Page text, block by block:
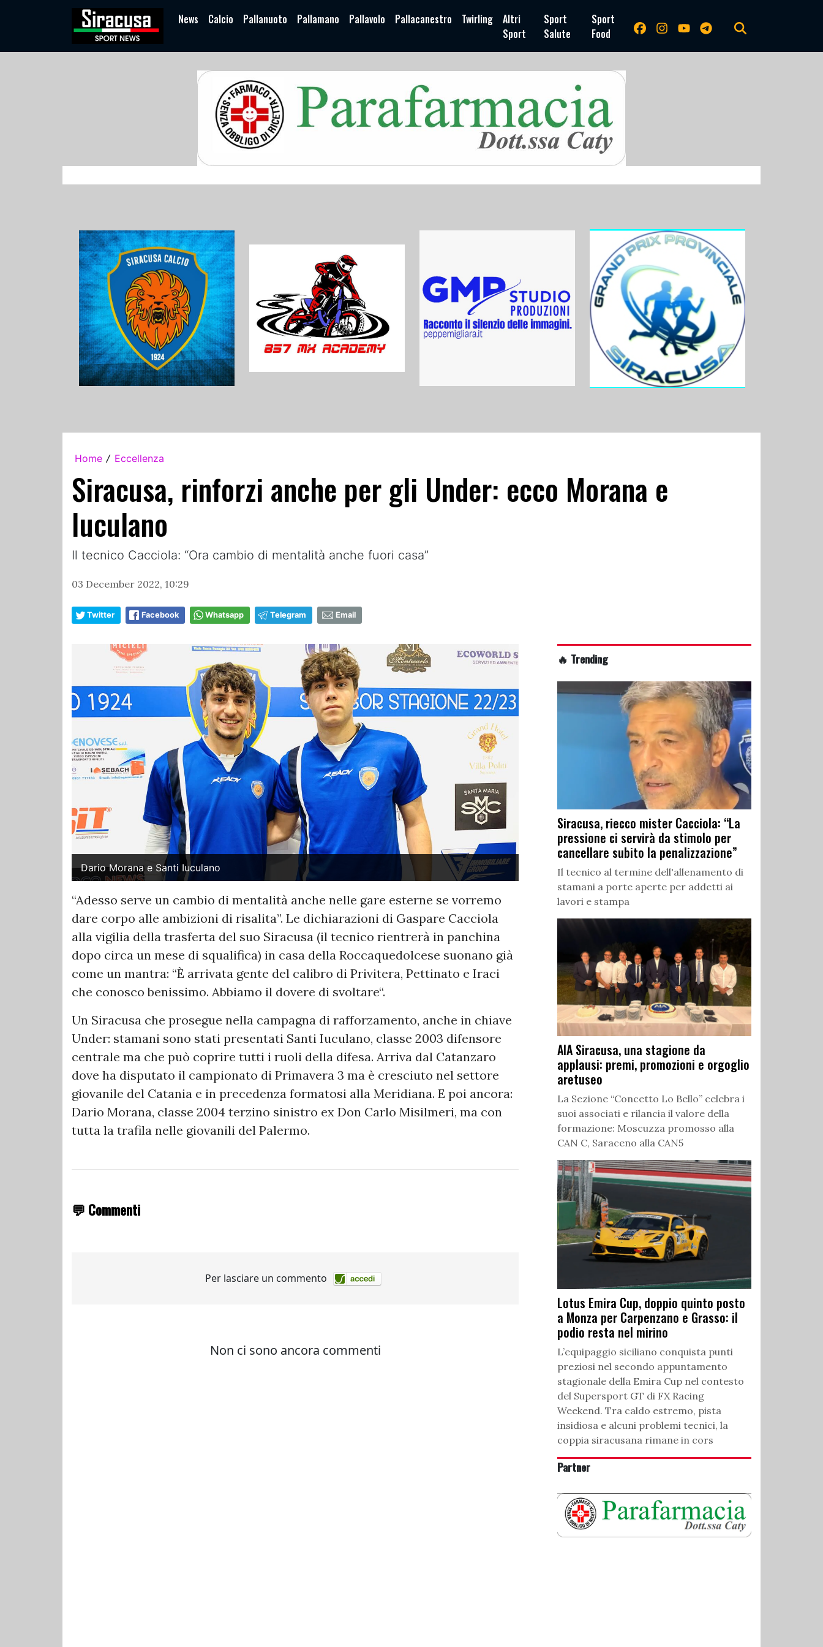
News Calcio Pallanuoto Pallamano Pallavolo Pallacanestro Twirling
Altri
Sport
Sport
Salute
Sport
Food
Home / Eccellenza
Siracusa, rinforzi anche per gli Under: ecco Morana e
Iuculano
Il tecnico Cacciola: “Ora cambio di mentalità anche fuori casa”
03 December 2022, 10:29
Twitter Facebook Whatsapp Telegram Email
Dario Morana e Santi Iuculano
“Adesso serve un cambio di mentalità anche nelle gare esterne se vorremo
dare corpo alle ambizioni di risalita”. Le dichiarazioni di Gaspare Cacciola
alla vigilia della trasferta del suo Siracusa (il tecnico rientrerà in panchina
dopo circa un mese di squalifica) in casa della Roccaquedolcese suonano già
come un mantra: “È arrivata gente del calibro di Privitera, Pettinato e Iraci
che conosco benissimo. Abbiamo il dovere di svoltare“.
Un Siracusa che prosegue nella campagna di rafforzamento, anche in chiave
Under: stamani sono stati presentati Santi Iuculano, classe 2003 difensore
centrale ma che può coprire tutti i ruoli della difesa. Arriva dal Catanzaro
dove ha disputato il campionato di Primavera 3 ma è cresciuto nel settore
giovanile del Catania e in precedenza formatosi alla Meridiana. E poi ancora:
Dario Morana, classe 2004 terzino sinistro ex Don Carlo Misilmeri, ma con
tutta la trafila nelle giovanili del Palermo.
💬 Commenti
🔥 Trending
Siracusa, riecco mister Cacciola: “La
pressione ci servirà da stimolo per
cancellare subito la penalizzazione”
Il tecnico al termine dell'allenamento di
stamani a porte aperte per addetti ai
lavori e stampa
AIA Siracusa, una stagione da
applausi: premi, promozioni e orgoglio
aretuseo
La Sezione “Concetto Lo Bello” celebra i
suoi associati e rilancia il valore della
formazione: Moscuzza promosso alla
CAN C, Saraceno alla CAN5
Lotus Emira Cup, doppio quinto posto
a Monza per Carpenzano e Grasso: il
podio resta nel mirino
L’equipaggio siciliano conquista punti
preziosi nel secondo appuntamento
stagionale della Emira Cup nel contesto
del Supersport GT di FX Racing
Weekend. Tra caldo estremo, pista
insidiosa e alcuni problemi tecnici, la
coppia siracusana rimane in cors
Partner